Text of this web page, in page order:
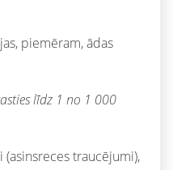
piemēram, ādas
līdz 1 no 1 000
traucējumi),